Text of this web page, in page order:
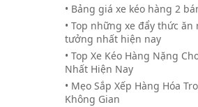
• Bảng giá xe kéo hàng 2
• Top những xe đẩy thức
tưởng nhất hiện nay
• Top Xe Kéo Hàng Nặng
Nhất Hiện Nay
• Mẹo Sắp Xếp Hàng Hóa
Không Gian